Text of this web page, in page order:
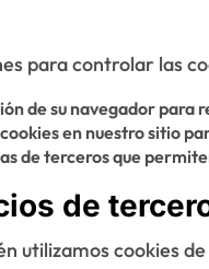
para controlar las
de su navegador para
en nuestro sitio
de terceros que
de
utilizamos cookies